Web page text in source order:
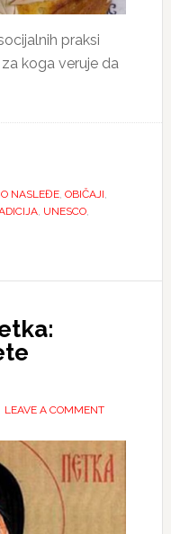
praksi
koga veruje da
NASLEĐE, OBIČAJI,
, UNESCO,
LEAVE A COMMENT